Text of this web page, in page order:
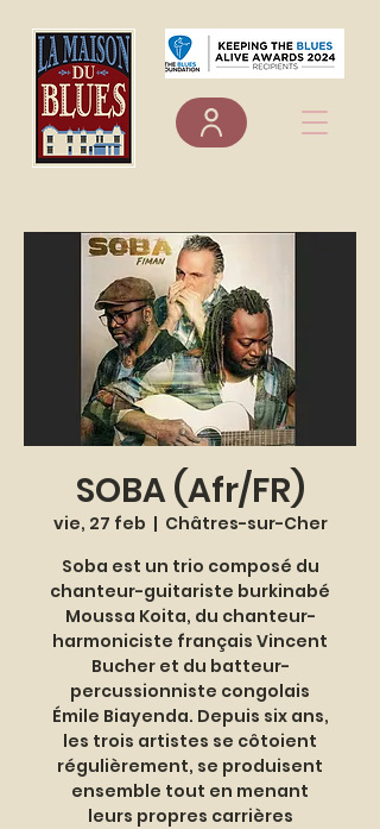
SOBA (Afr/FR)
vie, 27 feb
  |
Châtres-sur-Cher
Soba est un trio composé du
chanteur-guitariste burkinabé
Moussa Koita, du chanteur-
harmoniciste français Vincent
Bucher et du batteur-
percussionniste congolais
Émile Biayenda. Depuis six ans,
les trois artistes se côtoient
régulièrement, se produisent
ensemble tout en menant
leurs propres carrières